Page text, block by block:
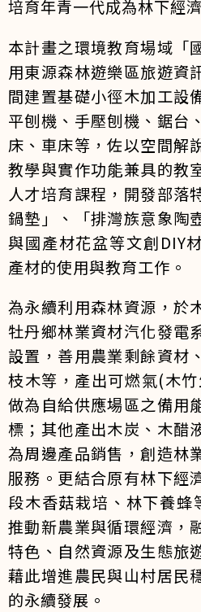
培育年青一代成為林下經
本計畫之環境教育場域「
用東源森林遊樂區旅遊資
間建置基礎小徑木加工設
平刨機、手壓刨機、鋸台
床、車床等，佐以空間解
教學與實作功能兼具的教
人才培育課程，開發部落
鍋墊」、「排灣族意象陶
與國產材花盆等文創DIY
產材的使用與教育工作。
為永續利用森林資源，於
牡丹鄉林業資材汽化發電
設置，善用農業剩餘資材
枝木等，產出可燃氣(木
做為自給供應場區之備用
標；其他產出木炭、木醋
為周邊產品銷售，創造林
服務。更結合原有林下經
段木香菇栽培、林下養蜂
推動新農業與循環經濟，
特色、自然資源及生態旅
藉此增進農民與山村居民
的永續發展。